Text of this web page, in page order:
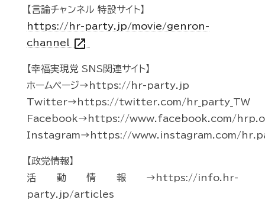
【言論チャンネル 特設サイト】
https://hr-party.jp/movie/genron-
channel open_in_new
【幸福実現党 SNS関連サイト】
ホームページ→https://hr-party.jp
Twitter→https://twitter.com/hr_party_TW
Facebook→https://www.facebook.com/
Instagram→https://www.instagram.com/
【政党情報】
活動情報→https://info.hr-
party.jp/articles